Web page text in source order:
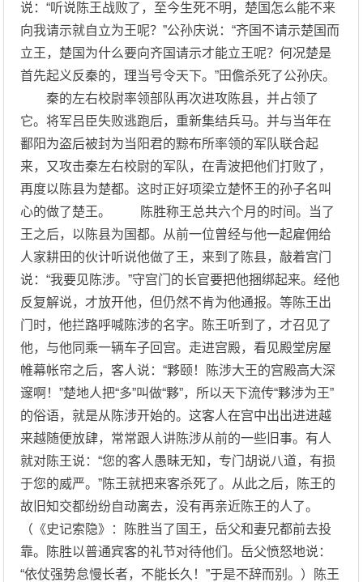
说：“听说陈王战败了，至今生死不明，楚国怎么能不来
向我请示就自立为王呢？”公孙庆说：“齐国不请示楚国而
立王，楚国为什么要向齐国请示才能立王呢？何况楚是
首先起义反秦的，理当号令天下。”田儋杀死了公孙庆。
秦的左右校尉率领部队再次进攻陈县，并占领了
它。将军吕臣失败逃跑后，重新集结兵马。并与当年在
鄱阳为盗后被封为当阳君的黥布所率领的军队联合起
来，又攻击秦左右校尉的军队，在青波把他们打败了，
再度以陈县为楚都。这时正好项梁立楚怀王的孙子名叫
心的做了楚王。 陈胜称王总共六个月的时间。当了
王之后，以陈县为国都。从前一位曾经与他一起雇佣给
人家耕田的伙计听说他做了王，来到了陈县，敲着宫门
说：“我要见陈涉。”守宫门的长官要把他捆绑起来。经他
反复解说，才放开他，但仍然不肯为他通报。等陈王出
门时，他拦路呼喊陈涉的名字。陈王听到了，才召见了
他，与他同乘一辆车子回宫。走进宫殿，看见殿堂房屋
帷幕帐帘之后，客人说：“夥颐！陈涉大王的宫殿高大深
邃啊！”楚地人把“多”叫做“夥”，所以天下流传“夥涉为王”
的俗语，就是从陈涉开始的。这客人在宫中出出进进越
来越随便放肆，常常跟人讲陈涉从前的一些旧事。有人
就对陈王说：“您的客人愚昧无知，专门胡说八道，有损
于您的威严。”陈王就把来客杀死了。从此之后，陈王的
故旧知交都纷纷自动离去，没有再亲近陈王的人了。
（《史记索隐》：陈胜当了国王，岳父和妻兄都前去投
靠。陈胜以普通宾客的礼节对待他们。岳父愤怒地说：
“依仗强势怠慢长者，不能长久！”于是不辞而别。）陈王